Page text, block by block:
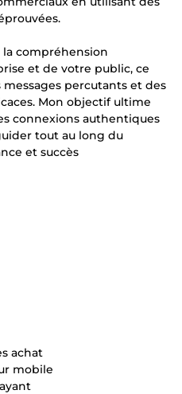
la compréhension
et de votre public, ce
percutants et des
Mon objectif ultime
connexions authentiques
tout au long du
et succès
achat
mobile